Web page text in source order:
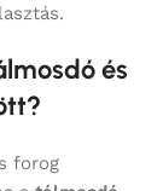
és
forog